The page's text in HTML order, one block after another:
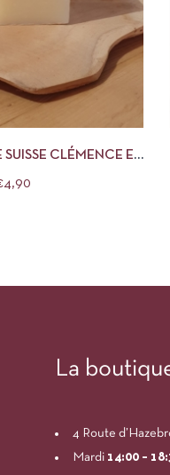
CLÉMENCE ET
4,90
La
4 Route
Mardi 14:00–